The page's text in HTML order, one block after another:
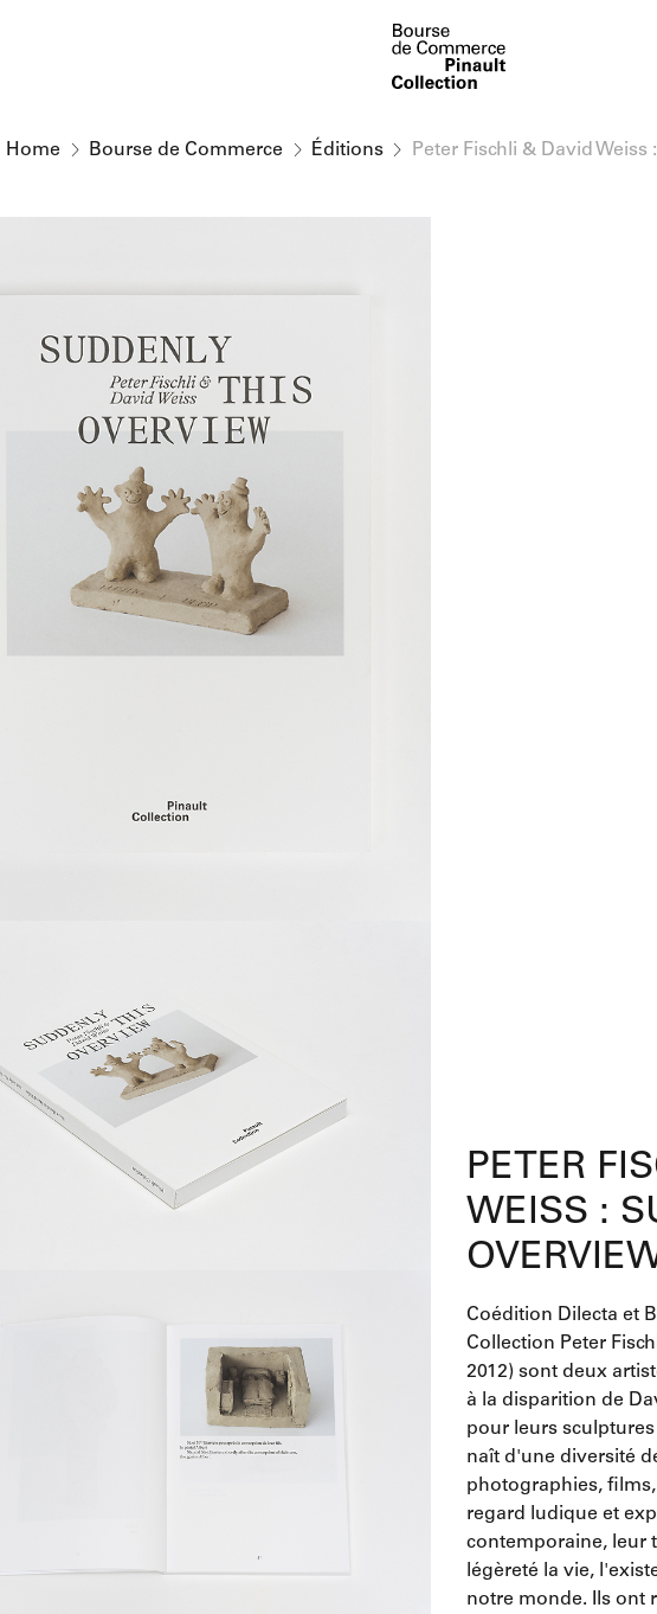
Home Bourse de Commerce Éditions Peter Fischli & David
PETER
WEISS :
Coédition Dilecta et
Collection Peter
2012) sont deux
à la disparition de
pour leurs
naît d'une diversité
photographies,
regard ludique et
contemporaine, leur
légèreté la vie,
notre monde. Ils ont